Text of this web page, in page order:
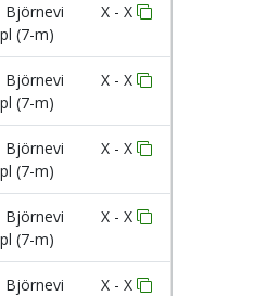
Björnevi
(7-m)
X - X
Björnevi
(7-m)
X - X
Björnevi
(7-m)
X - X
Björnevi
(7-m)
X - X
Björnevi
X - X